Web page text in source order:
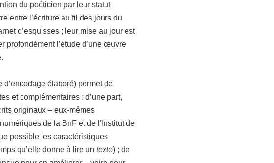
du poéticien par leur statut
entre l’écriture au fil des jours du
d’esquisses ; leur mise au jour est
profondément l’étude d’une œuvre
d’encodage élaboré) permet de
et complémentaires : d’une part,
originaux – eux-mêmes
de la BnF et de l’Institut de
possible les caractéristiques
qu’elle donne à lire un texte) ; de